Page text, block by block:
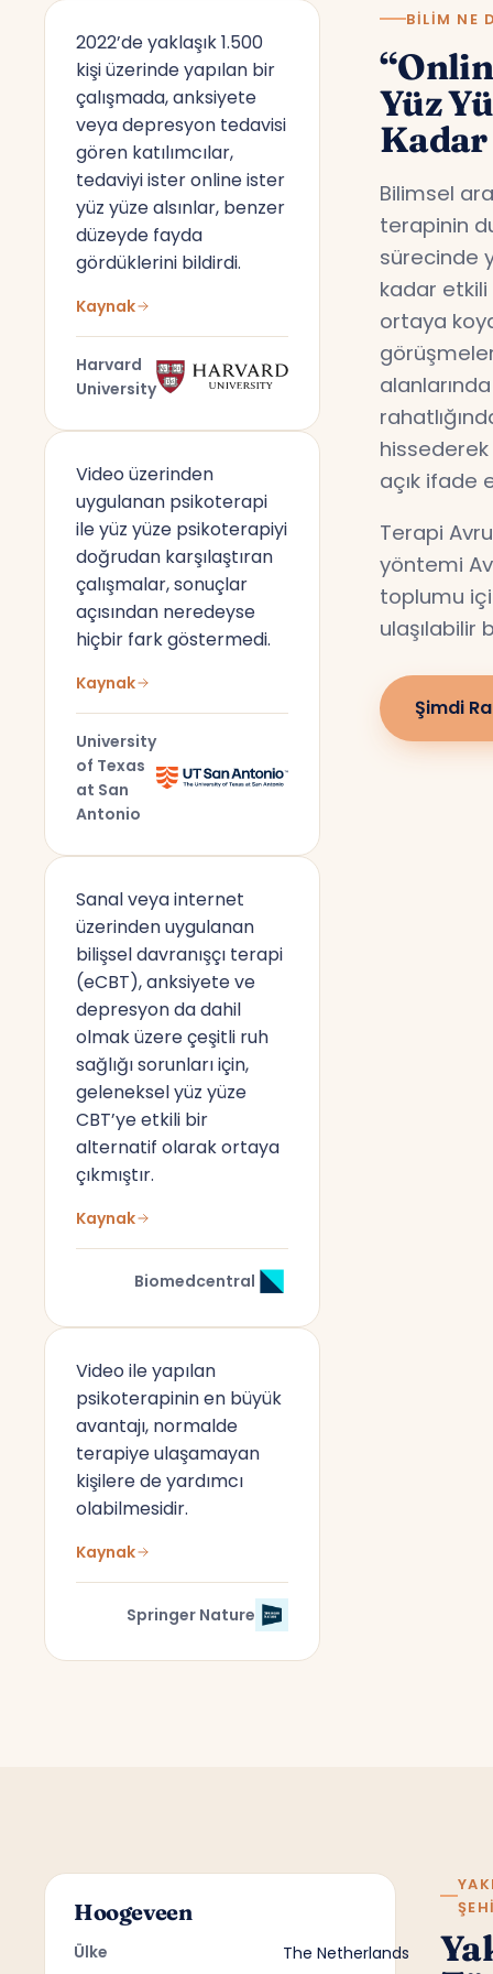
2022’de yaklaşık 1.500
kişi üzerinde yapılan bir
çalışmada, anksiyete
veya depresyon tedavisi
gören katılımcılar,
tedaviyi ister online ister
yüz yüze alsınlar, benzer
düzeyde fayda
gördüklerini bildirdi.
Kaynak
Harvard
University
Video üzerinden
uygulanan psikoterapi
ile yüz yüze psikoterapiyi
doğrudan karşılaştıran
çalışmalar, sonuçlar
açısından neredeyse
hiçbir fark göstermedi.
Kaynak
University
of Texas
at San
Antonio
Sanal veya internet
üzerinden uygulanan
bilişsel davranışçı terapi
(eCBT), anksiyete ve
depresyon da dahil
olmak üzere çeşitli ruh
sağlığı sorunları için,
geleneksel yüz yüze
CBT’ye etkili bir
alternatif olarak ortaya
çıkmıştır.
Kaynak
Biomedcentral
Video ile yapılan
psikoterapinin en büyük
avantajı, normalde
terapiye ulaşamayan
kişilere de yardımcı
olabilmesidir.
Kaynak
Springer Nature
BILIM NE
Yüz
Bilimsel
terapinin
sürecinde
kadar
ortaya
açık ifade
Terapi
yöntemi
toplumu
ulaşılabilir
Şimdi
Hoogeveen
Ülke The Netherlands